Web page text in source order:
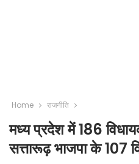
Home राजनीति
मध्य प्रदेश में 186
सत्तारूढ़ भाजपा के 107